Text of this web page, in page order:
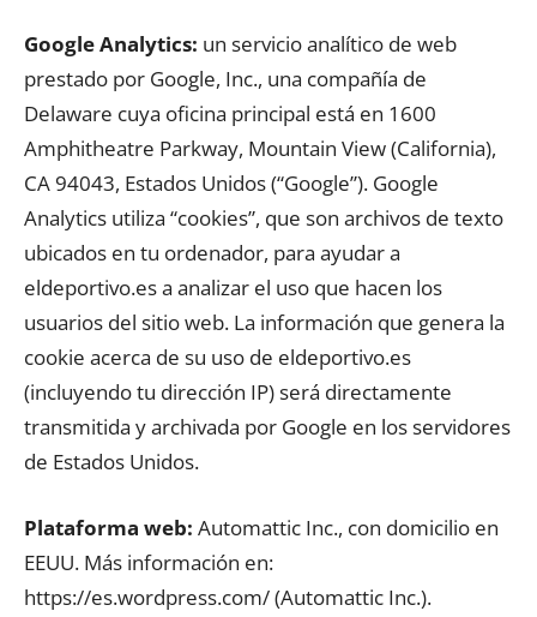
Google Analytics: un servicio analítico de web
prestado por Google, Inc., una compañía de
Delaware cuya oficina principal está en 1600
Amphitheatre Parkway, Mountain View (California),
CA 94043, Estados Unidos (“Google”). Google
Analytics utiliza “cookies”, que son archivos de texto
ubicados en tu ordenador, para ayudar a
eldeportivo.es a analizar el uso que hacen los
usuarios del sitio web. La información que genera la
cookie acerca de su uso de eldeportivo.es
(incluyendo tu dirección IP) será directamente
transmitida y archivada por Google en los servidores
de Estados Unidos.
Plataforma web: Automattic Inc., con domicilio en
EEUU. Más información en:
https://es.wordpress.com/ (Automattic Inc.).